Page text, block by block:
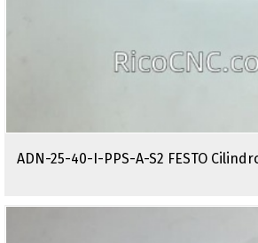
ADN-25-40-I-PPS-A-S2 FESTO